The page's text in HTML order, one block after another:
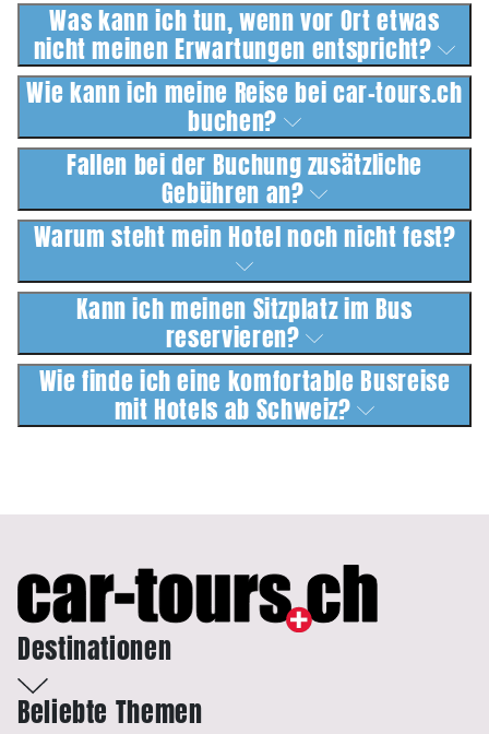
Was kann ich tun, wenn vor Ort etwas
nicht meinen Erwartungen entspricht?
Wie kann ich meine Reise bei car-tours.ch
buchen?
Fallen bei der Buchung zusätzliche
Gebühren an?
Warum steht mein Hotel noch nicht fest?
Kann ich meinen Sitzplatz im Bus
reservieren?
Wie finde ich eine komfortable Busreise
mit Hotels ab Schweiz?
Destinationen
Beliebte Themen